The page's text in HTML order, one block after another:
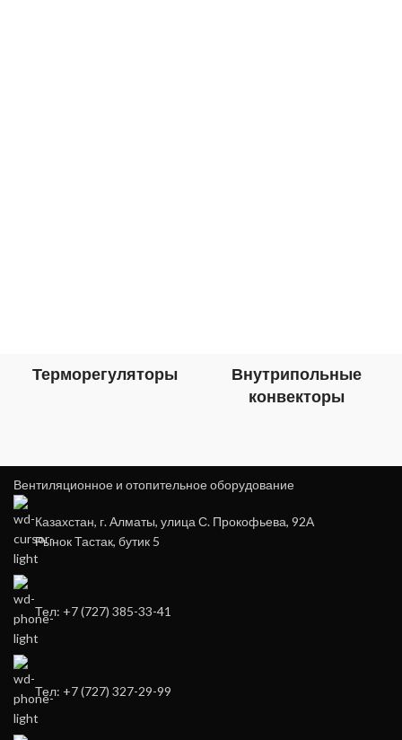
Терморегуляторы
Внутрипольные
конвекторы
Вентиляционное и отопительное оборудование
Казахстан, г. Алматы, улица С. Прокофьева, 92А
Рынок Тастак, бутик 5
Тел: +7 (727) 385-33-41
Тел: +7 (727) 327-29-99